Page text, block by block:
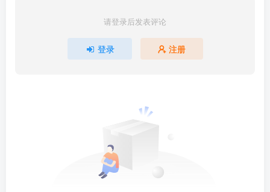
请登录后发表评论
登录 注册